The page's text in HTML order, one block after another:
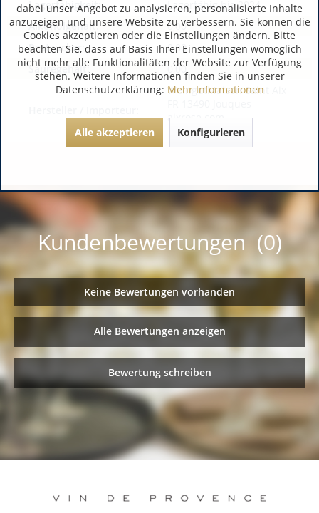
Lagerfähigkeit:
Lagerfähig bis 2024
Alkoholgehalt:
0,00
Restzucker:
0,00
Säuregehalt:
0,00
WeingutMaison Saint Aix
aixrose.com
Kundenbewertungen (0)
Keine Bewertungen vorhanden
Alle Bewertungen anzeigen
Bewertung schreiben
dabei unser Angebot zu analysieren, personalisierte Inhalte
anzuzeigen und unsere Website zu verbessern. Sie können die
Cookies akzeptieren oder die Einstellungen ändern. Bitte
beachten Sie, dass auf Basis Ihrer Einstellungen womöglich
nicht mehr alle Funktionalitäten der Website zur Verfügung
stehen. Weitere Informationen finden Sie in unserer
Datenschutzerklärung: Mehr Informationen
Alle akzeptieren Konfigurieren